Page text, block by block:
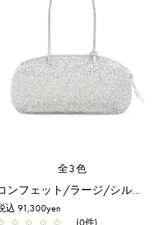
全3色
コンフェット/ラージ/シルバー
込 91,300yen